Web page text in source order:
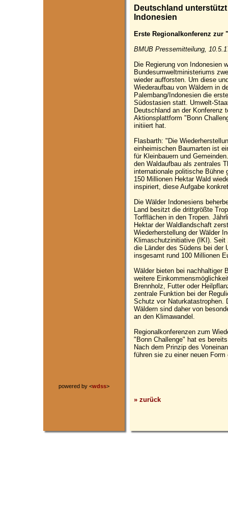
powered by <wdss>
Deutschland
Indonesien
Erste Regionalkonferenz zur
BMUB Pressemitteilung,
Die Regierung von Indonesien
Bundesumweltministeriums
wieder aufforsten. Um diese
Wiederaufbau von Wäldern in
Palembang/Indonesien die
Südostasien statt. Umwelt-
Deutschland an der Konferenz
Aktionsplattform "Bonn
initiiert hat.
Flasbarth: "Die
einheimischen Baumarten ist
für Kleinbauern und
den Waldaufbau als zentrales
internationale politische Bühne
150 Millionen Hektar Wald
inspiriert, diese Aufgabe
Die Wälder Indonesiens
Land besitzt die drittgrößte
Torfflächen in den Tropen.
Hektar der Waldlandschaft
Wiederherstellung der Wälder
Klimaschutzinitiative (IKI). Seit
die Länder des Südens bei der
insgesamt rund 100 Millionen
Wälder bieten bei nachhaltiger
weitere
Brennholz, Futter oder
zentrale Funktion bei der
Schutz vor Naturkatastrophen.
Wäldern sind daher von
an den Klimawandel.
Regionalkonferenzen zum
"Bonn Challenge" hat es
Nach dem Prinzip des
führen sie zu einer neuen
» zurück